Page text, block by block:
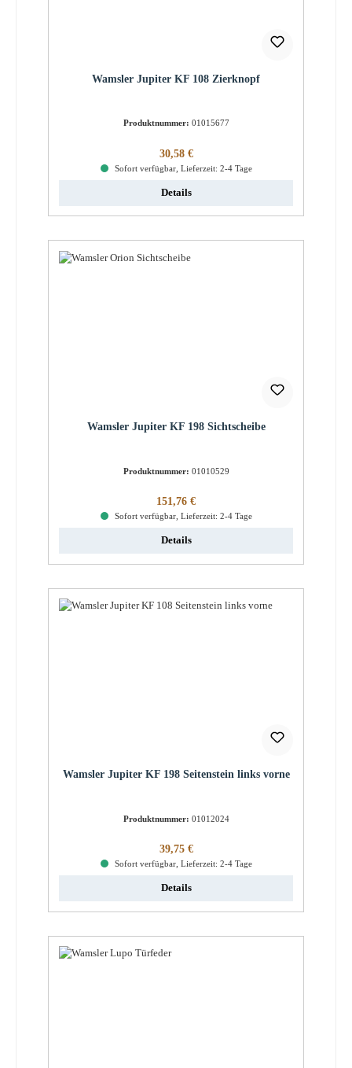
Wamsler Jupiter KF 108 Zierknopf
Produktnummer: 01015677
Regulärer Preis:
30,58 €
Sofort verfügbar, Lieferzeit: 2-4 Tage
Details
Wamsler Jupiter KF 198 Sichtscheibe
Produktnummer: 01010529
Regulärer Preis:
151,76 €
Sofort verfügbar, Lieferzeit: 2-4 Tage
Details
Wamsler Jupiter KF 198 Seitenstein links vorne
Produktnummer: 01012024
Regulärer Preis:
39,75 €
Sofort verfügbar, Lieferzeit: 2-4 Tage
Details